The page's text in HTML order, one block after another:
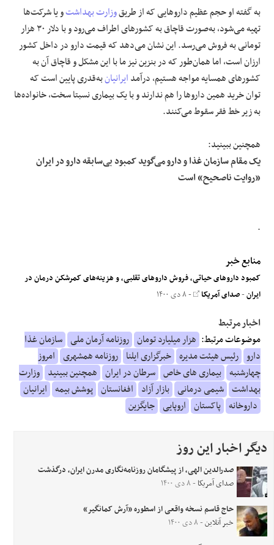
به گفته او حجم عظیم داروهایی که از طریقوزارت بهداشتو یا شرکت‌ها
تهیه می‌شود، به‌صورت قاچاق به کشورهای اطراف می‌رود و با دلار ۳۰ هزار
تومانی به فروش می‌رسد. این نشان می‌دهد که قیمت دارو در داخل کشور
ارزان است، اما همان‌طور که در بنزین نیز ما با این مشکل و قاچاق آن به
کشورهای همسایه مواجه هستیم، درآمدایرانیانبه‌قدری پایین است که
توان خرید همین داروها را هم ندارند و با یک بیماری نسبتا سخت، خانواده‌ها
به زیر خط فقر سقوط می‌کنند.
همچنین ببینید:
یک مقام سازمان غذا و دارو می‌گوید کمبود بی‌سابقه دارو در ایران
«روایت ناصحیح» است
.
منابع خبر
کمبود داروهای حیاتی، فروش داروهای تقلبی، و هزینه‌های کمرشکن درمان در
ایران-صدای آمریکا - ۸ دی ۱۴۰۰
اخبار مرتبط
موضوعات مرتبط: هزار میلیارد تومان روزنامه آرمان ملی سازمان غذا
دارو رئیس هیئت مدیره خبرگزاری ایلنا روزنامه همشهری امروز
چهارشنبه بیماری های خاص سرطان در ایران همچنین ببینید وزارت
بهداشت شیمی درمانی بازار آزاد افغانستان پوشش بیمه ایرانیان
داروخانه پاکستان اروپایی جایگزین
دیگر اخبار این روز
صدرالدین الهی، از پیشگامان روزنامه‌نگاری مدرن ایران، درگذشت
صدای آمریکا - ۸ دی ۱۴۰۰
حاج‌ قاسم نسخه واقعی از اسطوره «آرش کمانگیر»
خبر آنلاین- ۸ دی ۱۴۰۰